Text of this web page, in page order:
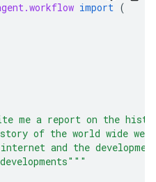
import (
me a report on the
of the world wide
and the